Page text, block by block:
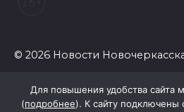
© 2026 Новости
Для повышения удобства сайта
(подробнее). К сайту подключены